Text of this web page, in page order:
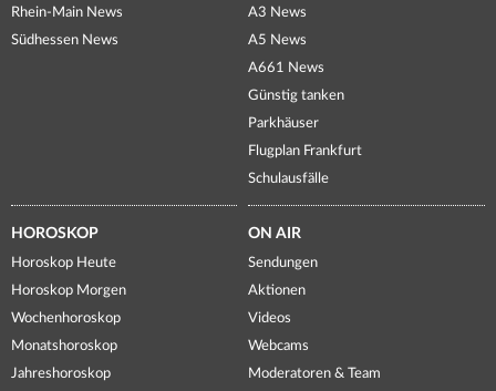
Rhein-Main News
Südhessen News
A3 News
A5 News
A661 News
Günstig tanken
Parkhäuser
Flugplan Frankfurt
Schulausfälle
HOROSKOP
Horoskop Heute
Horoskop Morgen
Wochenhoroskop
Monatshoroskop
Jahreshoroskop
ON AIR
Sendungen
Aktionen
Videos
Webcams
Moderatoren & Team